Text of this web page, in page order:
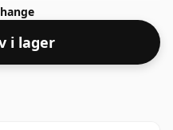
i lager